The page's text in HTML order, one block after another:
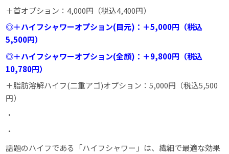
＋首オプション：4,000円（税込4,400円）
◎＋ハイフシャワーオプション(目元)：＋5,000円（税込
5,500円）
◎＋ハイフシャワーオプション(全顔)：＋9,800円（税込
10,780円）
＋脂肪溶解ハイフ(二重アゴ)オプション：5,000円（税込5,500
円）
・
・
話題のハイフである「ハイフシャワー」は、繊細で最適な効果